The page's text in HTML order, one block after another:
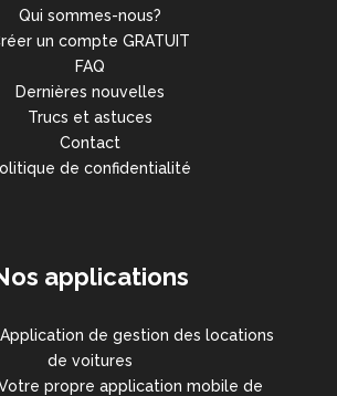
Qui sommes-nous?
un compte GRATUIT
FAQ
Dernières nouvelles
Trucs et astuces
Contact
de confidentialité
applications
de gestion des locations
de voitures
propre application mobile de